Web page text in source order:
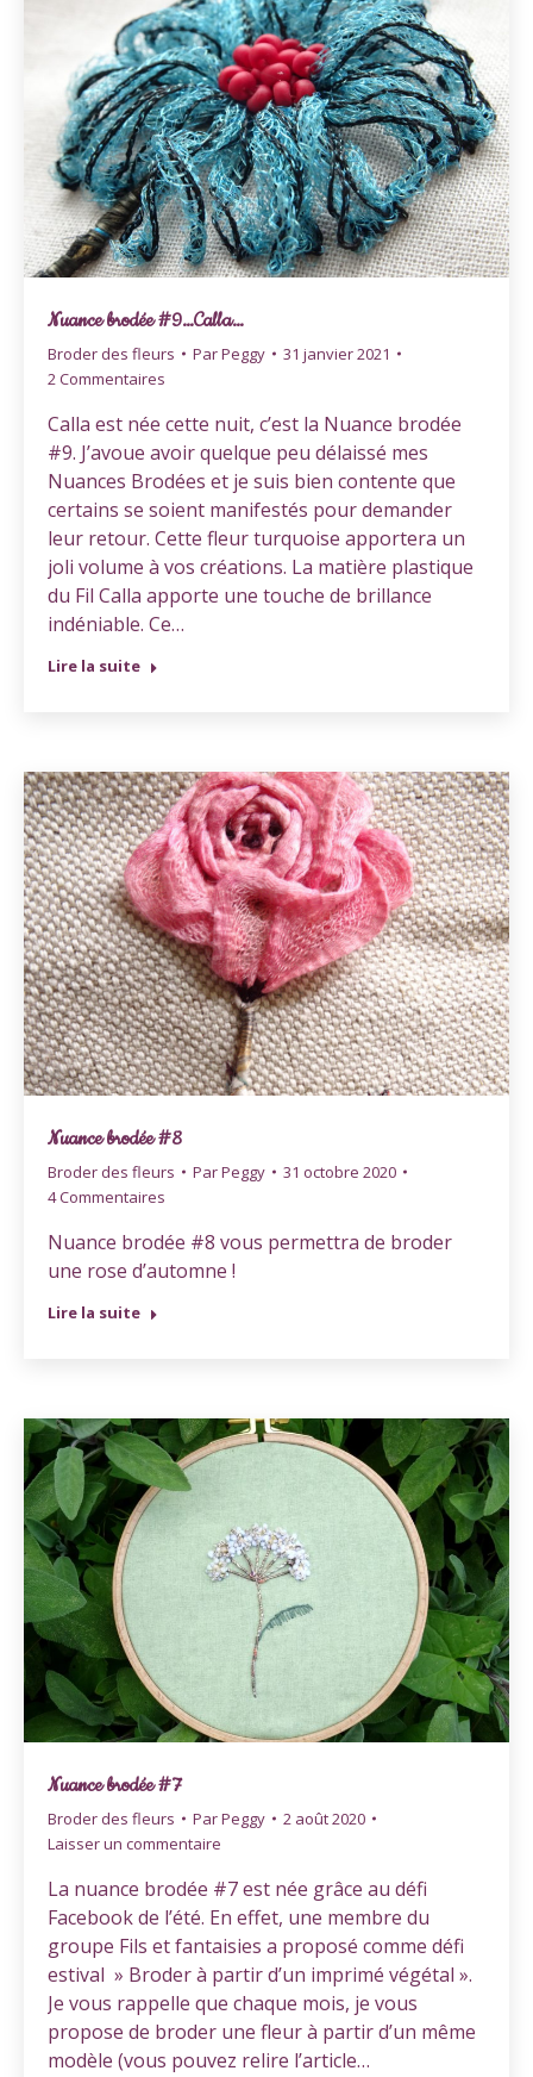
Nuance brodée #9…Calla…
Broder des fleurs ParPeggy
31 janvier 2021
2 Commentaires
Calla est née cette nuit, c’est la Nuance brodée
#9. J’avoue avoir quelque peu délaissé mes
Nuances Brodées et je suis bien contente que
certains se soient manifestés pour demander
leur retour. Cette fleur turquoise apportera un
joli volume à vos créations. La matière plastique
du Fil Calla apporte une touche de brillance
indéniable. Ce…
Lire la suite
Nuance brodée #8
Broder des fleurs ParPeggy
31 octobre 2020
4 Commentaires
Nuance brodée #8 vous permettra de broder
une rose d’automne !
Lire la suite
Nuance brodée #7
Broder des fleurs ParPeggy
2 août 2020
Laisser un commentaire
La nuance brodée #7 est née grâce au défi
Facebook de l’été. En effet, une membre du
groupe Fils et fantaisies a proposé comme défi
estival » Broder à partir d’un imprimé végétal ».
Je vous rappelle que chaque mois, je vous
propose de broder une fleur à partir d’un même
modèle (vous pouvez relire l’article…